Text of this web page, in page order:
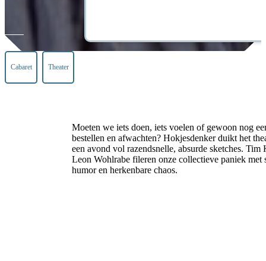
Cabaret Theater
Moeten we iets doen, iets voelen of gewoon nog
bestellen en afwachten? Hokjesdenker duikt het
een avond vol razendsnelle, absurde sketches. Tim
Leon Wohlrabe fileren onze collectieve paniek met
humor en herkenbare chaos.